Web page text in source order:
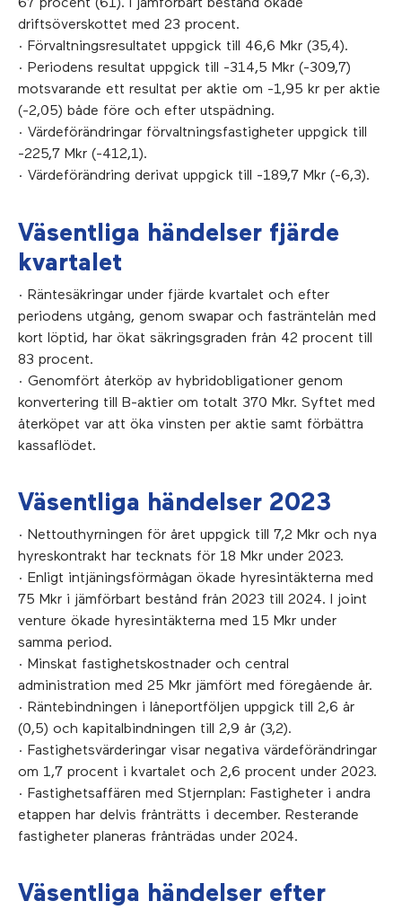
67 procent (61). I jämförbart bestånd ökade
driftsöverskottet med 23 procent.
· Förvaltningsresultatet uppgick till 46,6 Mkr (35,4).
· Periodens resultat uppgick till -314,5 Mkr (-309,7)
motsvarande ett resultat per aktie om -1,95 kr per aktie
(-2,05) både före och efter utspädning.
· Värdeförändringar förvaltningsfastigheter uppgick till
-225,7 Mkr (-412,1).
· Värdeförändring derivat uppgick till -189,7 Mkr (-6,3).
Väsentliga händelser fjärde
kvartalet
· Räntesäkringar under fjärde kvartalet och efter
periodens utgång, genom swapar och fasträntelån med
kort löptid, har ökat säkringsgraden från 42 procent till
83 procent.
· Genomfört återköp av hybridobligationer genom
konvertering till B-aktier om totalt 370 Mkr. Syftet med
återköpet var att öka vinsten per aktie samt förbättra
kassaflödet.
Väsentliga händelser 2023
· Nettouthyrningen för året uppgick till 7,2 Mkr och nya
hyreskontrakt har tecknats för 18 Mkr under 2023.
· Enligt intjäningsförmågan ökade hyresintäkterna med
75 Mkr i jämförbart bestånd från 2023 till 2024. I joint
venture ökade hyresintäkterna med 15 Mkr under
samma period.
· Minskat fastighetskostnader och central
administration med 25 Mkr jämfört med föregående år.
· Räntebindningen i låneportföljen uppgick till 2,6 år
(0,5) och kapitalbindningen till 2,9 år (3,2).
· Fastighetsvärderingar visar negativa värdeförändringar
om 1,7 procent i kvartalet och 2,6 procent under 2023.
· Fastighetsaffären med Stjernplan: Fastigheter i andra
etappen har delvis frånträtts i december. Resterande
fastigheter planeras frånträdas under 2024.
Väsentliga händelser efter